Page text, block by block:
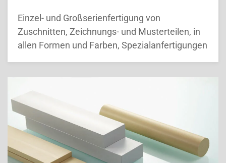
Einzel- und Großserienfertigung von
Zuschnitten, Zeichnungs- und Musterteilen, in
allen Formen und Farben, Spezialanfertigungen